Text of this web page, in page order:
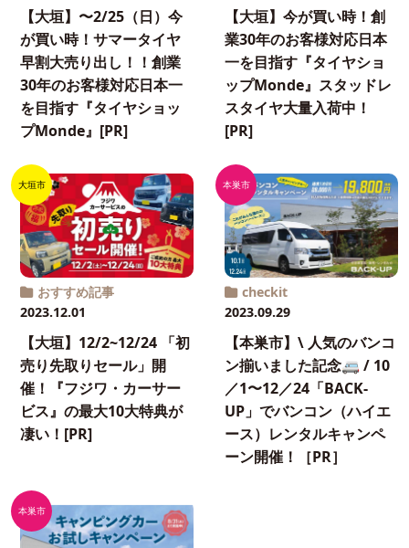
【大垣】〜2/25（日）今
が買い時！サマータイヤ
早割大売り出し！！創業
30年のお客様対応日本一
を目指す『タイヤショッ
プMonde』[PR]
【大垣】今が買い時！創
業30年のお客様対応日本
一を目指す『タイヤショ
ップMonde』スタッドレ
スタイヤ大量入荷中！
[PR]
大垣市
おすすめ記事
2023.12.01
【大垣】12/2~12/24 「初
売り先取りセール」開
催！『フジワ・カーサー
ビス』の最大10大特典が
凄い！[PR]
本巣市
checkit
2023.09.29
【本巣市】\ 人気のバンコ
ン揃いました記念🚐 / 10
／1〜12／24「BACK-
UP」でバンコン（ハイエ
ース）レンタルキャンペ
ーン開催！［PR］
本巣市